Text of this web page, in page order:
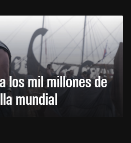
los mil millones de
mundial